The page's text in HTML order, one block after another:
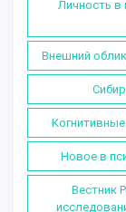
Личность в
Внешний
Новое в
Вестник